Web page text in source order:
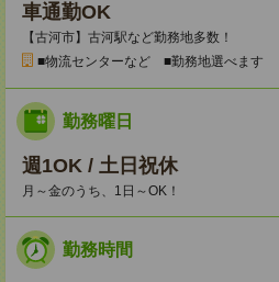
車通勤OK
【古河市】古河駅など勤務地多数！
■物流センターなど ■勤務地選べます
勤務曜日
週1OK / 土日祝休
月～金のうち、1日～OK！
勤務時間